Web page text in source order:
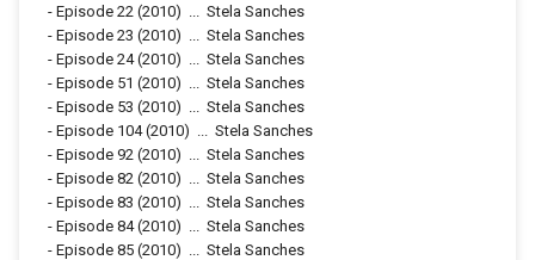
- Episode 22 (2010)
Stela Sanches
- Episode 23 (2010)
Stela Sanches
- Episode 24(2010)
Stela Sanches
- Episode 51 (2010)
Stela Sanches
- Episode 53 (2010)
Stela Sanches
- Episode 104(2010)
Stela Sanches
- Episode 92 (2010)
Stela Sanches
- Episode 82 (2010)
Stela Sanches
- Episode 83 (2010)
Stela Sanches
- Episode 84(2010)
Stela Sanches
- Episode 85 (2010)
Stela Sanches